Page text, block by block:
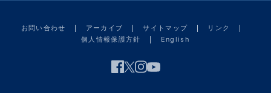
お問い合わせ アーカイブ サイトマップ
リンク
個人情報保護方針
English